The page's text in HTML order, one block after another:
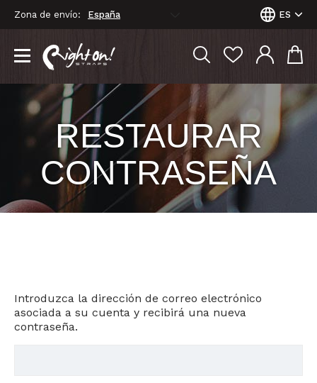
Zona de envío: ES
RESTAURAR
CONTRASEÑA
Introduzca la dirección de correo electrónico
asociada a su cuenta y recibirá una nueva
contraseña.